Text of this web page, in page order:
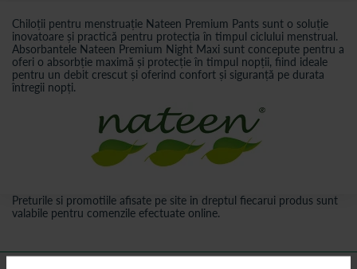
Chiloții pentru menstruație Nateen Premium Pants sunt o soluție
inovatoare și practică pentru protecția în timpul ciclului menstrual.
Absorbantele Nateen Premium Night Maxi sunt concepute pentru a
oferi o absorbție maximă și protecție în timpul nopții, fiind ideale
pentru un debit crescut și oferind confort și siguranță pe durata
întregii nopți.
Preturile si promotiile afisate pe site in dreptul fiecarui produs sunt
valabile pentru comenzile efectuate online.